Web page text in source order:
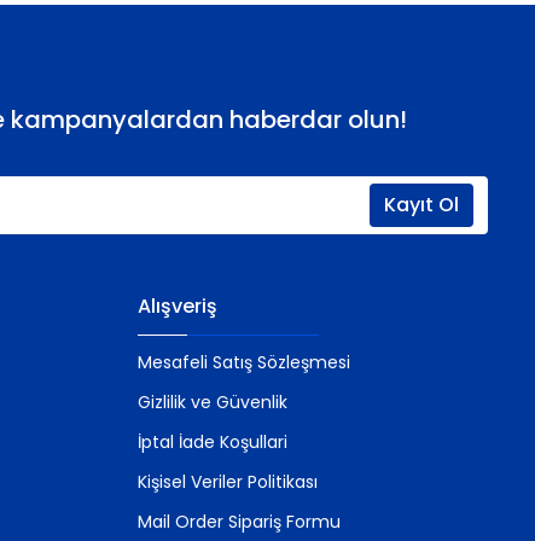
Gönder
kampanyalardan haberdar olun!
Kayıt Ol
Alışveriş
Mesafeli Satış Sözleşmesi
Gizlilik ve Güvenlik
İptal İade Koşullari
Kişisel Veriler Politikası
Mail Order Sipariş Formu